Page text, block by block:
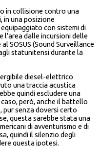
in collisione contro una
in una posizione
con sistemi di
dalle incursioni delle
SOSUS (Sound Surveillance
statunitensi durante la
diesel-elettrico
una traccia acustica
quindi escludere una
però, anche il battello
pur senza doversi certo
questa sarebbe stata una
di avventurismo e di
quindi il silenzio degli
questa ipotesi.